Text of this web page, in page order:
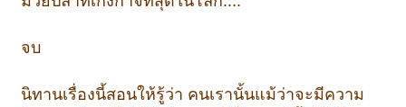
จบ
นิทานเรื่องนี้สอนให้รู้ว่า คนเรานั้นแม้ว่าจะมีความ